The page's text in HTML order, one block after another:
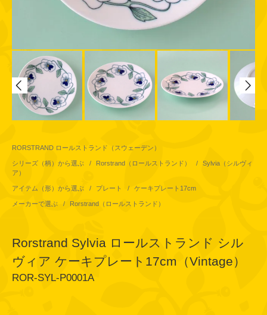
RORSTRAND ロールストランド（スウェーデン）
シリーズ（柄）から選ぶ / Rorstrand（ロールストランド） /
Sylvia（シルヴィ
ア）
アイテム（形）から選ぶ / プレート / ケーキプレート17cm
メーカーで選ぶ / Rorstrand（ロールストランド）
Rorstrand Sylvia ロールストランド シル
ヴィア ケーキプレート17cm（Vintage）
ROR-SYL-P0001A